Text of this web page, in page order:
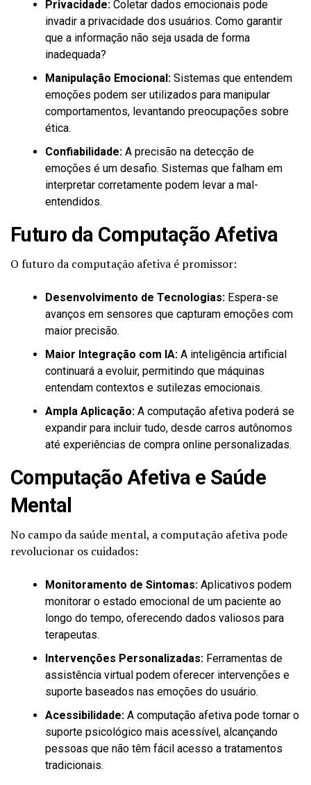
Privacidade: Coletar dados emocionais pode
invadir a privacidade dos usuários. Como garantir
que a informação não seja usada de forma
inadequada?
Manipulação Emocional: Sistemas que entendem
emoções podem ser utilizados para manipular
comportamentos, levantando preocupações sobre
ética.
Confiabilidade: A precisão na detecção de
emoções é um desafio. Sistemas que falham em
interpretar corretamente podem levar a mal-
entendidos.
Futuro da Computação Afetiva
O futuro da computação afetiva é promissor:
Desenvolvimento de Tecnologias: Espera-se
avanços em sensores que capturam emoções com
maior precisão.
Maior Integração com IA: A inteligência artificial
continuará a evoluir, permitindo que máquinas
entendam contextos e sutilezas emocionais.
Ampla Aplicação: A computação afetiva poderá se
expandir para incluir tudo, desde carros autônomos
até experiências de compra online personalizadas.
Computação Afetiva e Saúde
Mental
No campo da saúde mental, a computação afetiva pode
revolucionar os cuidados:
Monitoramento de Sintomas: Aplicativos podem
monitorar o estado emocional de um paciente ao
longo do tempo, oferecendo dados valiosos para
terapeutas.
Intervenções Personalizadas: Ferramentas de
assistência virtual podem oferecer intervenções e
suporte baseados nas emoções do usuário.
Acessibilidade: A computação afetiva pode tornar o
suporte psicológico mais acessível, alcançando
pessoas que não têm fácil acesso a tratamentos
tradicionais.